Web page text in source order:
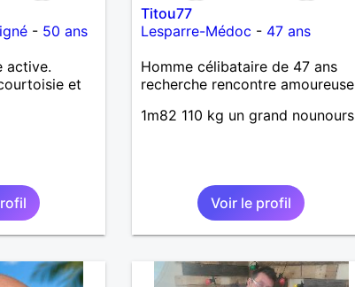
- 50 ans
active.
et
Titou77
Lesparre-Médoc - 47 ans
Homme célibataire de 47 ans
recherche rencontre amoureuse
1m82 110 kg un grand nounours
Voir le profil